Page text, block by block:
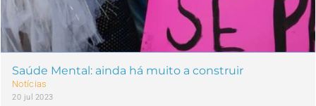
Saúde Mental: ainda há muito a construir
Notícias
20 jul 2023